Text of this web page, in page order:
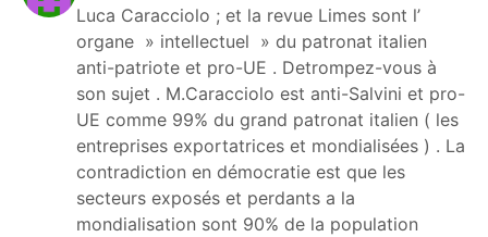
Luca Caracciolo ; et la revue Limes sont l’
organe » intellectuel » du patronat italien
anti-patriote et pro-UE . Detrompez-vous à
son sujet . M.Caracciolo est anti-Salvini et pro-
UE comme 99% du grand patronat italien ( les
entreprises exportatrices et mondialisées ) . La
contradiction en démocratie est que les
secteurs exposés et perdants a la
mondialisation sont 90% de la population